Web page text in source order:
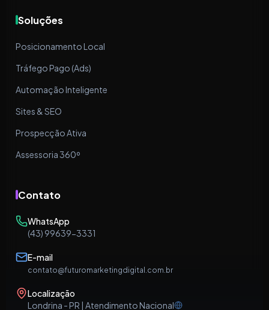
Soluções
Posicionamento Local
Tráfego Pago (Ads)
Automação Inteligente
Sites & SEO
Prospecção Ativa
Assessoria 360º
Contato
WhatsApp
(43) 99639-3331
E-mail
contato@futuromarketingdigital.com.br
Localização
Londrina - PR | Atendimento Nacional